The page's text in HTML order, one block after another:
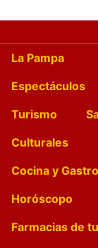
La Pampa
Espectáculos
Turismo
Culturales
Cocina y
Horóscopo
Farmacias de